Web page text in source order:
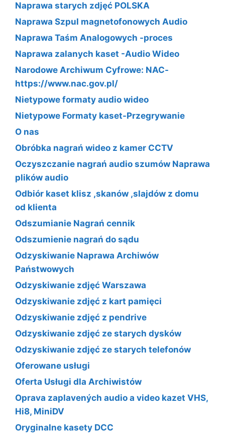
Naprawa starych zdjęć POLSKA
Naprawa Szpul magnetofonowych Audio
Naprawa Taśm Analogowych -proces
Naprawa zalanych kaset -Audio Wideo
Narodowe Archiwum Cyfrowe: NAC-
https://www.nac.gov.pl/
Nietypowe formaty audio wideo
Nietypowe Formaty kaset-Przegrywanie
O nas
Obróbka nagrań wideo z kamer CCTV
Oczyszczanie nagrań audio szumów Naprawa
plików audio
Odbiór kaset klisz ,skanów ,slajdów z domu
od klienta
Odszumianie Nagrań cennik
Odszumienie nagrań do sądu
Odzyskiwanie Naprawa Archiwów
Państwowych
Odzyskiwanie zdjęć Warszawa
Odzyskiwanie zdjęć z kart pamięci
Odzyskiwanie zdjęć z pendrive
Odzyskiwanie zdjęć ze starych dysków
Odzyskiwanie zdjęć ze starych telefonów
Oferowane usługi
Oferta Usługi dla Archiwistów
Oprava zaplavených audio a video kazet VHS,
Hi8, MiniDV
Oryginalne kasety DCC